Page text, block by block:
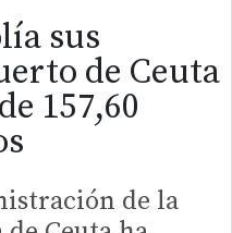
sus
de Ceuta
157,60
de la